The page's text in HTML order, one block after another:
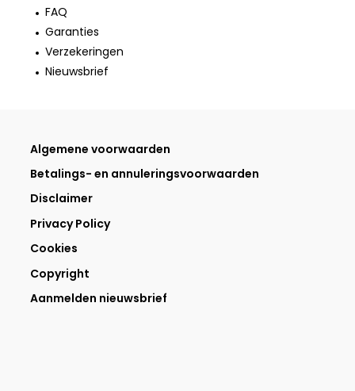
FAQ
Garanties
Verzekeringen
Nieuwsbrief
Algemene voorwaarden
Betalings- en annuleringsvoorwaarden
Disclaimer
Privacy Policy
Cookies
Copyright
Aanmelden nieuwsbrief